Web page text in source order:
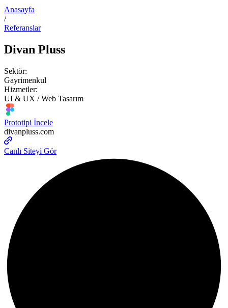
Anasayfa
/
Referanslar
Divan Pluss
Sektör:
Gayrimenkul
Hizmetler:
UI & UX / Web Tasarım
Prototipi İncele
divanpluss.com
Canlı Siteyi Gör